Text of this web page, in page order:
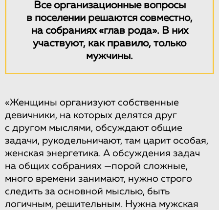
Все организационные вопросы
в поселении решаются совместно,
на собраниях «глав рода». В них
участвуют, как правило, только
мужчины.
«Женщины организуют собственные
девичники, на которых делятся друг
с другом мыслями, обсуждают общие
задачи, рукодельничают, там царит особая,
женская энергетика. А обсуждения задач
на общих собраниях —порой сложные,
много времени занимают, нужно строго
следить за основной мыслью, быть
логичным, решительным. Нужна мужская